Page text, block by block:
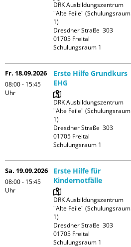
DRK Ausbildungszentrum
"Alte Feile" (Schulungsraum
1)
Dresdner Straße  303
01705 Freital
Schulungsraum 1
Fr. 18.09.2026
08:00 - 15:45
Uhr
Erste Hilfe Grundkurs
EHG
DRK Ausbildungszentrum
"Alte Feile" (Schulungsraum
1)
Dresdner Straße  303
01705 Freital
Schulungsraum 1
Sa. 19.09.2026
08:00 - 15:45
Uhr
Erste Hilfe für
Kindernotfälle
DRK Ausbildungszentrum
"Alte Feile" (Schulungsraum
1)
Dresdner Straße  303
01705 Freital
Schulungsraum 1